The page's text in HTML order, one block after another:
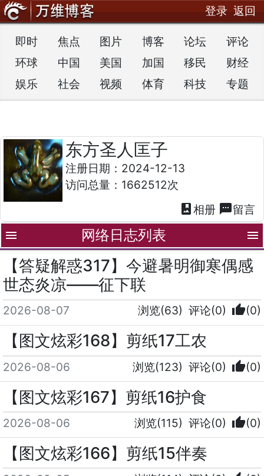
登录 返回
即时 焦点 图片 博客 论坛
评论
环球
中国 美国 加国 移民
财经
娱乐
社会 视频 体育 科技 专题
东方圣人匡子
注册日期：2024-12-13
访问总量：1662512次
photo_album 相册 textsms留言
menu 网络日志列表 menu
【答疑解惑317】今避暑明御寒偶感
世态炎凉——征下联
2026-08-07 浏览(63) 评论(0) thumb_up(0)
【图文炫彩168】剪纸17工农
2026-08-06 浏览(123) 评论(0) thumb_up(0)
【图文炫彩167】剪纸16护食
2026-08-06 浏览(115) 评论(0) thumb_up(0)
【图文炫彩166】剪纸15伴奏